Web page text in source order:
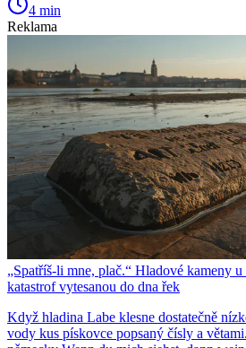
4 min
Reklama
„Spatříš-li mne, plač.“ Hladové kameny
katastrof vytesanou do dna řek
Když hladina Labe klesne dostatečně
vody kus pískovce popsaný čísly a